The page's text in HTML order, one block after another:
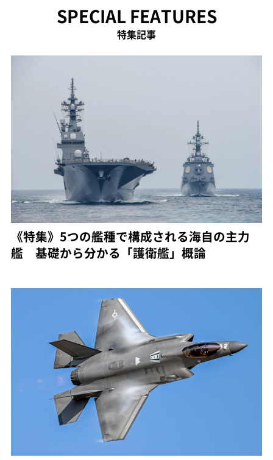
SPECIAL FEATURES
特集記事
《特集》5つの艦種で構成される海自の主力
艦 基礎から分かる「護衛艦」概論